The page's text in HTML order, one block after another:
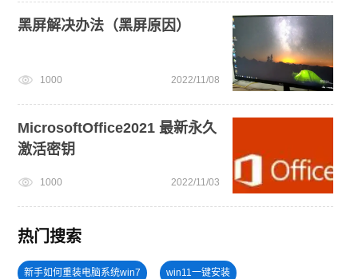
黑屏解决办法（黑屏原因）
1000 2022/11/08
MicrosoftOffice2021 最新永久
激活密钥
1000 2022/11/03
热门搜索
新手如何重装电脑系统win7 win11一键安装